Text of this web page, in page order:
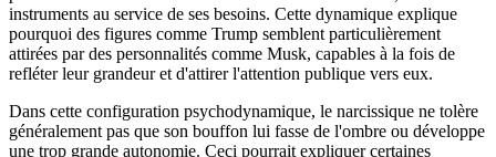
instruments au service de ses besoins. Cette dynamique explique
pourquoi des figures comme Trump semblent particulièrement
attirées par des personnalités comme Musk, capables à la fois de
refléter leur grandeur et d'attirer l'attention publique vers eux.
Dans cette configuration psychodynamique, le narcissique ne tolère
généralement pas que son bouffon lui fasse de l'ombre ou développe
une trop grande autonomie. Ceci pourrait expliquer certaines